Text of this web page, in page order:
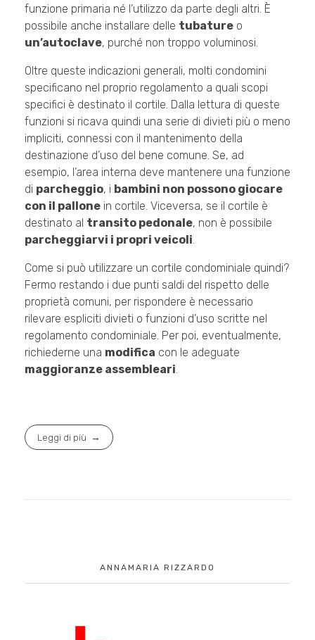
funzione primaria né l’utilizzo da parte degli altri. È
possibile anche installare delle tubature o
un’autoclave, purché non troppo voluminosi.
Oltre queste indicazioni generali, molti condomini
specificano nel proprio regolamento a quali scopi
specifici è destinato il cortile. Dalla lettura di queste
funzioni si ricava quindi una serie di divieti più o meno
impliciti, connessi con il mantenimento della
destinazione d’uso del bene comune. Se, ad
esempio, l’area interna deve mantenere una funzione
di parcheggio, i bambini non possono giocare
con il pallone in cortile. Viceversa, se il cortile è
destinato al transito pedonale, non è possibile
parcheggiarvi i propri veicoli
Come si può utilizzare un cortile condominiale quindi?
Fermo restando i due punti saldi del rispetto delle
proprietà comuni, per rispondere è necessario
rilevare espliciti divieti o funzioni d’uso scritte nel
regolamento condominiale. Per poi, eventualmente,
richiederne una modifica con le adeguate
maggioranze assembleari
Leggi di più
ANNAMARIA RIZZARDO